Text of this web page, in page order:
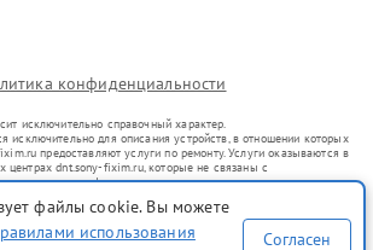
конфиденциальности
исключительно справочный характер.
исключительно для описания устройств, в отношении которых
предоставляют услуги по ремонту. Услуги оказываются в
центрах dnt.sony-fixim.ru, которые не связаны с
знаков или их официальными представителями.
уже введенных в гражданский оборот в соответствии
не преследует цели индивидуализации услуг или введения
а служит для информирования о предоставляемых услугах по
файлы cookie. Вы можете
использования
Согласен